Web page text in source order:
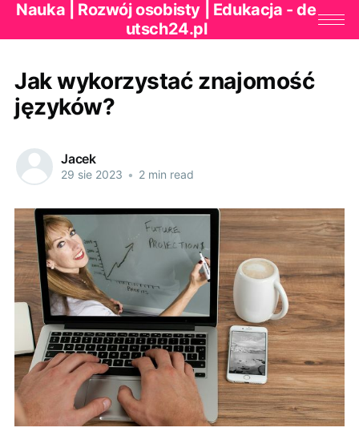
Nauka | Rozwój osobisty | Edukacja - de
utsch24.pl
Jak wykorzystać znajomość
języków?
Jacek
29 sie 2023 • 2 min read